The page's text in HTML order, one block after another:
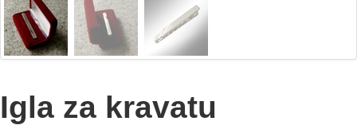
Igla za kravatu